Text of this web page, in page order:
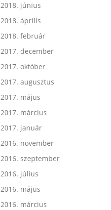
2018. június
2018. április
2018. február
2017. december
2017. október
2017. augusztus
2017. május
2017. március
2017. január
2016. november
2016. szeptember
2016. július
2016. május
2016. március